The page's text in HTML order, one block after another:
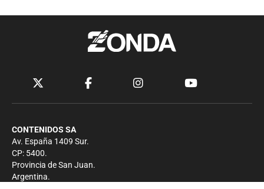
CONTENIDOS SA
Av. España 1409 Sur.
CP: 5400.
Provincia de San Juan.
Argentina.